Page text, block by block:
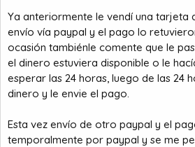
Al final visto que no le pagaba sin
devolverme el dinero de Paypal
CUIDADO
VIGILA que no te hagan esa estafa o
cuidado
KARMA
si veis que alguien os hace eso,
Ya anteriormente le vendí una tarjeta
envío vía paypal y el pago lo
ocasión tambiénle comente que le
el dinero estuviera disponible o le
esperar las 24 horas, luego de las 24
dinero y le envie el pago.
Esta vez envío de otro paypal y el
temporalmente por paypal y se me